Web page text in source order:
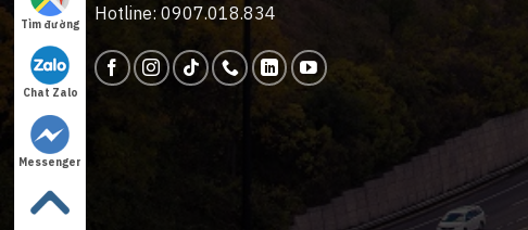
Hotline: 0907.018.834
Tìm đường
Chat Zalo
Messenger